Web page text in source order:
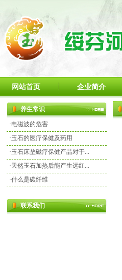
网站首页 企业简介
养生常识
·电磁波的危害
·玉石的医疗保健及药用
·玉石床垫磁疗保健产品对于...
·天然玉石加热后能产生远红...
·什么是碳纤维
联系我们